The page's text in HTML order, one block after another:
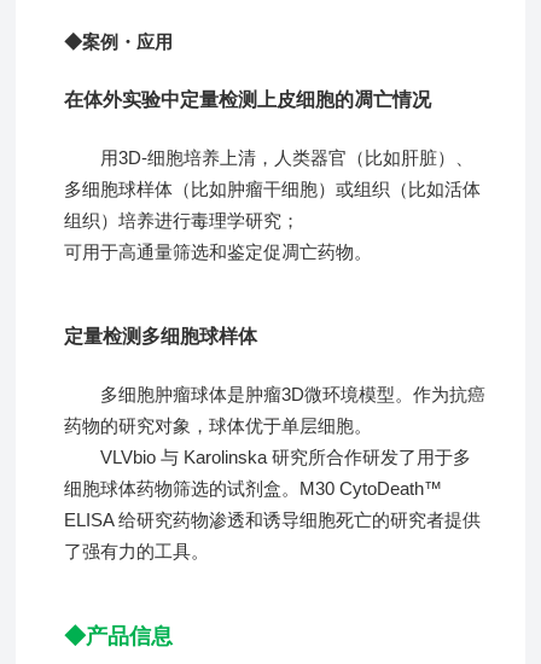
◆案例 ・ 应用
在体外实验中定量检测上皮细胞的凋亡情况
用3D-细胞培养上清，人类器官（比如肝脏）、
多细胞球样体（比如肿瘤干细胞）或组织（比如活体
组织）培养进行毒理学研究；
可用于高通量筛选和鉴定促凋亡药物。
定量检测多细胞球样体
多细胞肿瘤球体是肿瘤3D微环境模型。作为抗癌
药物的研究对象，球体优于单层细胞。
VLVbio 与 Karolinska 研究所合作研发了用于多
细胞球体药物筛选的试剂盒。M30 CytoDeath™
ELISA 给研究药物渗透和诱导细胞死亡的研究者提供
了强有力的工具。
◆产品信息